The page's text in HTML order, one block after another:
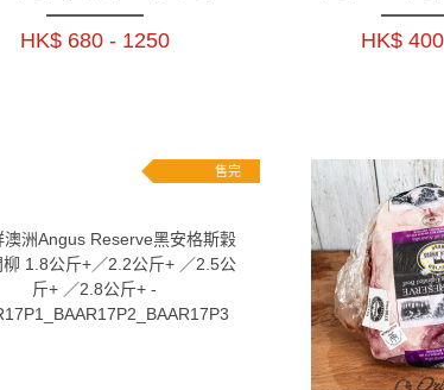
HK$ 680 - 1250 HK$
售完